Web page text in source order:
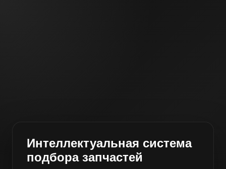
Интеллектуальная система
подбора запчастей